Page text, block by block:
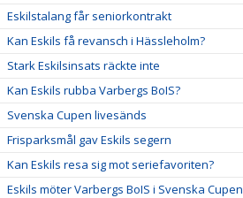
Eskilstalang får seniorkontrakt
Kan Eskils få revansch i Hässleholm?
Stark Eskilsinsats räckte inte
Kan Eskils rubba Varbergs BoIS?
Svenska Cupen livesänds
Frisparksmål gav Eskils segern
Kan Eskils resa sig mot seriefavoriten?
Eskils möter Varbergs BoIS i Svenska Cupen